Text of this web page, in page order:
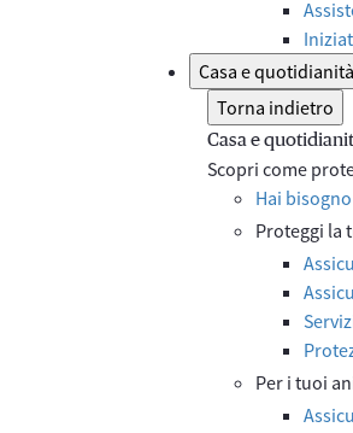
Casa e quotidianità
Torna indietro
Casa e
Scopri come
Hai
Proteggi la
Per i tuoi